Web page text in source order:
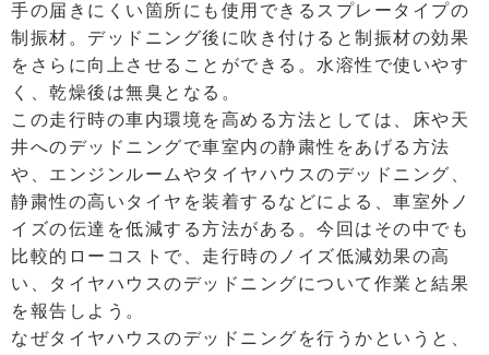
手の届きにくい箇所にも使用できるスプレータイプの
制振材。デッドニング後に吹き付けると制振材の効果
をさらに向上させることができる。水溶性で使いやす
く、乾燥後は無臭となる。
この走行時の車内環境を高める方法としては、床や天
井へのデッドニングで車室内の静粛性をあげる方法
や、エンジンルームやタイヤハウスのデッドニング、
静粛性の高いタイヤを装着するなどによる、車室外ノ
イズの伝達を低減する方法がある。今回はその中でも
比較的ローコストで、走行時のノイズ低減効果の高
い、タイヤハウスのデッドニングについて作業と結果
を報告しよう。
なぜタイヤハウスのデッドニングを行うかというと、